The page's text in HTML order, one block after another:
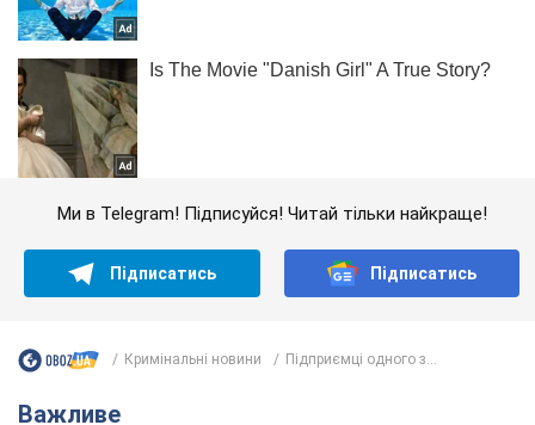
Ми в Telegram! Підписуйся! Читай тільки найкраще!
Підписатись Підписатись
Кримінальні новини Підприємці одного з...
Важливе